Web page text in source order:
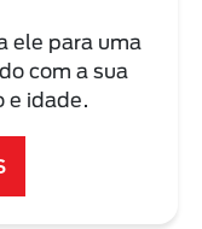
ele para uma
com a sua
e idade.